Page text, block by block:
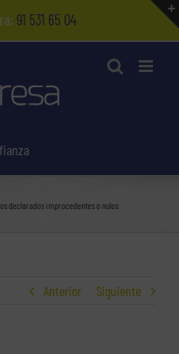
91 531 65 04
declarados improcedentes o nulos
Anterior Siguiente